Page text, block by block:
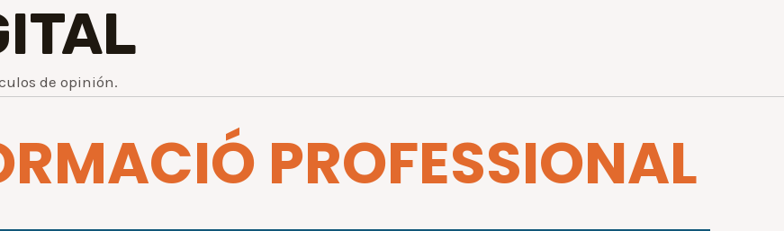
de opinión.
PROFESSIONAL